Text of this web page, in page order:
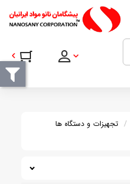
تجهیزات و دستگاه ها